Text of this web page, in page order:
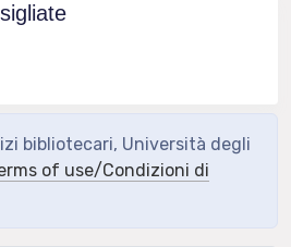
bibliotecari, Università degli
of use/Condizioni di